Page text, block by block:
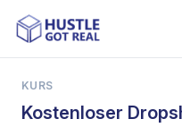
KURS
Kostenloser